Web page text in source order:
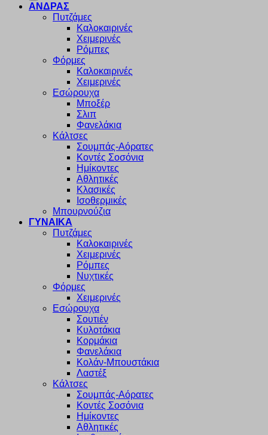
ΑΝΔΡΑΣ
Πυτζάμες
Καλοκαιρινές
Χειμερινές
Ρόμπες
Φόρμες
Καλοκαιρινές
Χειμερινές
Εσώρουχα
Μποξέρ
Σλιπ
Φανελάκια
Κάλτσες
Σουμπάς-Αόρατες
Κοντές Σοσόνια
Ημίκοντες
Αθλητικές
Κλασικές
Ισοθερμικές
Μπουρνούζια
ΓΥΝΑΙΚΑ
Πυτζάμες
Καλοκαιρινές
Χειμερινές
Ρόμπες
Νυχτικές
Φόρμες
Χειμερινές
Εσώρουχα
Σουτιέν
Κυλοτάκια
Κορμάκια
Φανελάκια
Κολάν-Μπουστάκια
Λαστέξ
Κάλτσες
Σουμπάς-Αόρατες
Κοντές Σοσόνια
Ημίκοντες
Αθλητικές